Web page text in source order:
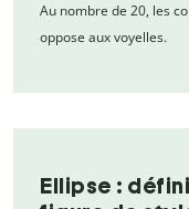
Au nombre de 20, les
oppose aux voyelles.
Ellipse :